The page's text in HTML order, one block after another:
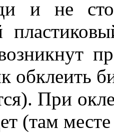
и не
обклеить
При
(там